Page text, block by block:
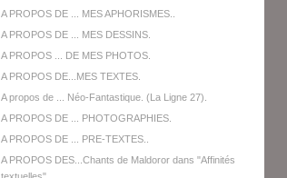
A PROPOS DE ... MES APHORISMES..
A PROPOS DE ... MES DESSINS.
A PROPOS ... DE MES PHOTOS.
A PROPOS DE...MES TEXTES.
A propos de ... Néo-Fantastique. (La Ligne 27).
A PROPOS DE ... PHOTOGRAPHIES.
A PROPOS DE ... PRE-TEXTES..
A PROPOS DES...Chants de Maldoror dans "Affinités